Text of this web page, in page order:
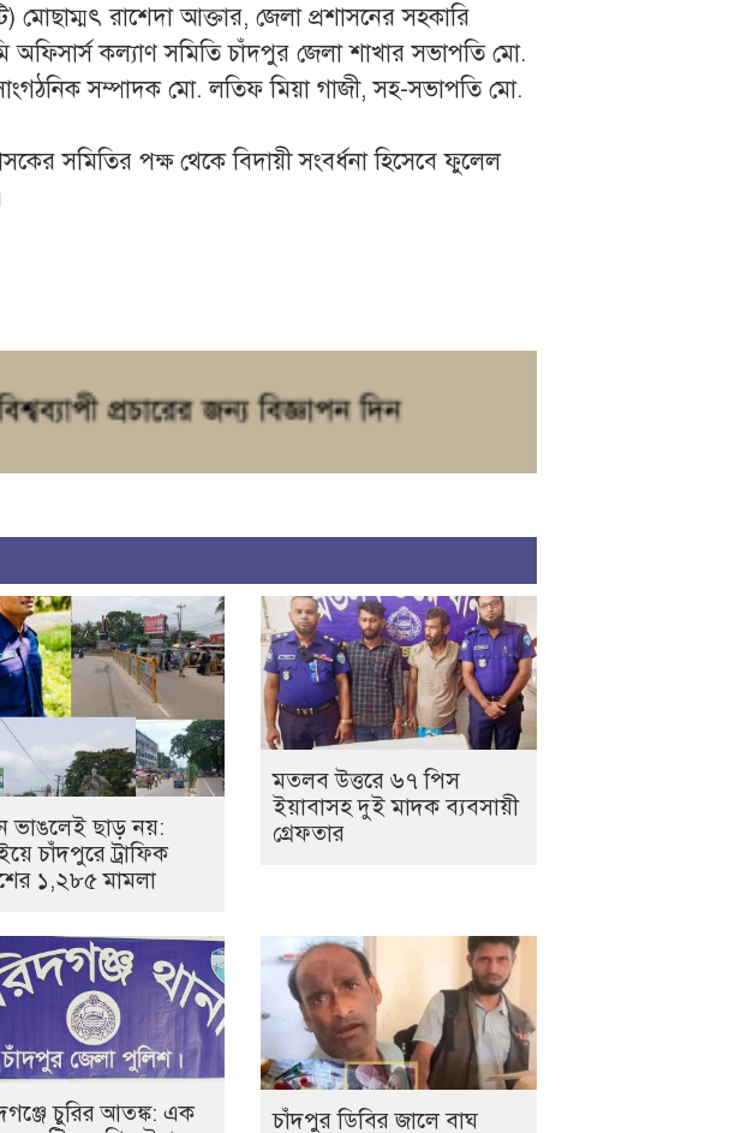
মোছাম্মৎ রাশেদা আক্তার, জেলা প্রশাসনের সহকারি
অফিসার্স কল্যাণ সমিতি চাঁদপুর জেলা শাখার সভাপতি মো.
সাংগঠনিক সম্পাদক মো. লতিফ মিয়া গাজী, সহ-সভাপতি মো.
সমিতির পক্ষ থেকে বিদায়ী সংবর্ধনা হিসেবে ফুলেল
ছাড় নয়:
চাঁদপুরে ট্রাফিক
১,২৮৫ মামলা
মতলব উত্তরে ৬৭ পিস
ইয়াবাসহ দুই মাদক ব্যবসায়ী
গ্রেফতার
চুরির আতঙ্ক: এক
চাঁদপুর ডিবির জালে বাঘ